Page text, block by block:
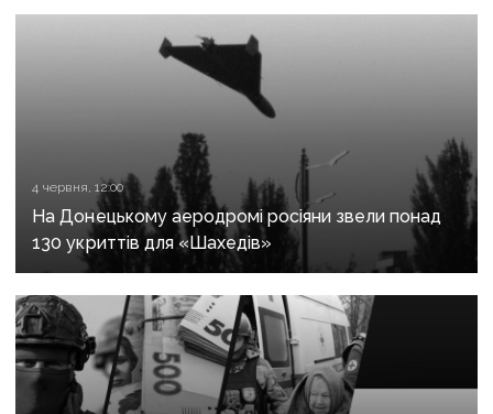
4 червня, 12:00
На Донецькому аеродромі росіяни звели понад
130 укриттів для «Шахедів»